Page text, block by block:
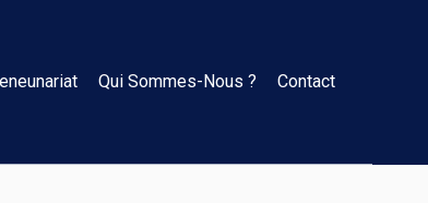
Qui Sommes-Nous ? Contact